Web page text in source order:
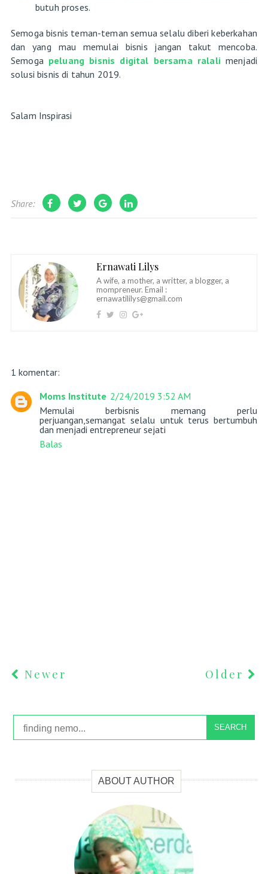
butuh proses.
Semoga bisnis teman-teman semua selalu diberi keberkahan
dan yang mau memulai bisnis jangan takut mencoba.
Semoga peluang bisnis digital bersama ralalimenjadi
solusi bisnis di tahun 2019.
Salam Inspirasi
Share:
Ernawati Lilys
A wife, a mother, a writter, a blogger, a
mompreneur. Email :
ernawatililys@gmail.com
1 komentar:
Moms Institute 2/24/2019 3:52 AM
Memulai berbisnis memang perlu
perjuangan,semangat selalu untuk terus bertumbuh
dan menjadi entrepreneur sejati
Balas
Newer Older
SEARCH
ABOUT AUTHOR